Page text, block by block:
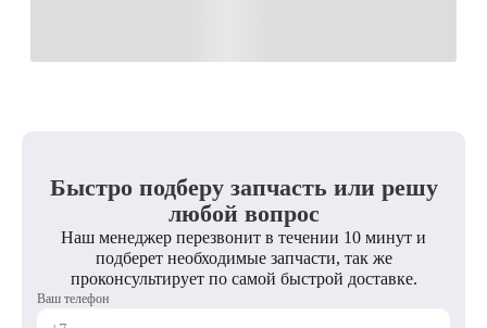
Быстро подберу запчасть или решу
любой вопрос
Наш менеджер перезвонит в течении 10 минут и
подберет необходимые запчасти, так же
проконсультирует по самой быстрой доставке.
Ваш телефон